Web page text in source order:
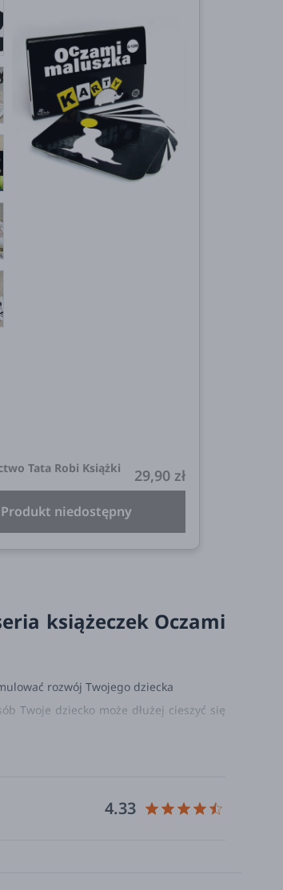
Tata Robi Książki 29,90 zł
Produkt niedostępny
książeczek Oczami
rozwój Twojego dziecka
Twoje dziecko może dłużej cieszyć się
pozwolą Ci budować więź z dzieckiem i
4.33